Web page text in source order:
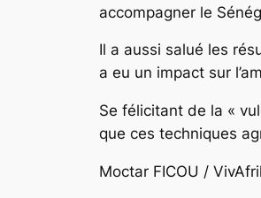
accompagner le
Il a aussi salué les
a eu un impact sur
Se félicitant de la «
que ces techniques
Moctar